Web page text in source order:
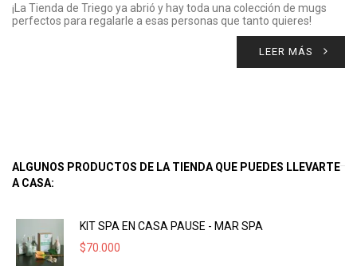
¡La Tienda de Triego ya abrió y hay toda una colección de mugs
perfectos para regalarle a esas personas que tanto quieres!
LEER MÁS
ALGUNOS PRODUCTOS DE LA TIENDA QUE PUEDES LLEVARTE
A CASA:
KIT SPA EN CASA PAUSE - MAR SPA
$70.000